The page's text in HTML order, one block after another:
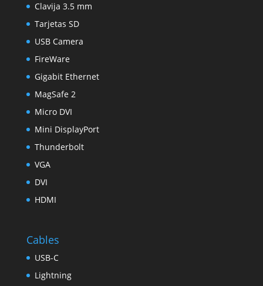
Clavija 3.5 mm
Tarjetas SD
USB Camera
FireWare
Gigabit Ethernet
MagSafe 2
Micro DVI
Mini DisplayPort
Thunderbolt
VGA
DVI
HDMI
Cables
USB-C
Lightning